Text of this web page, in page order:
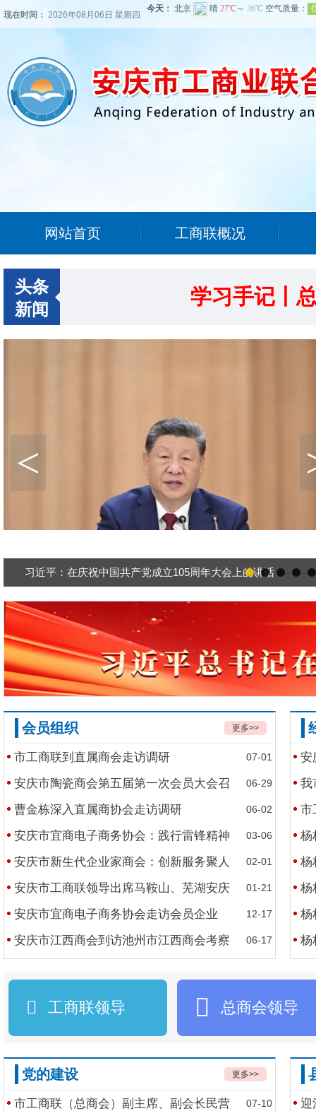
现在时间： 2026年08月06日 星期四
网站首页 工商联概况
头条
新闻
学习手记丨
习近平：在庆祝中国共产党成立105周年大会上的讲话
国家主席习近平发表二〇二六年新年贺词
中共二十届四中全会在京举行
<
更多>>
会员组织
07-01
市工商联到直属商会走访调研
06-29
安庆市陶瓷商会第五届第一次会员大会召
06-02
曹金栋深入直属商协会走访调研
03-06
安庆市宜商电子商务协会：践行雷锋精神
02-01
安庆市新生代企业家商会：创新服务聚人
01-21
安庆市工商联领导出席马鞍山、芜湖安庆
12-17
安庆市宜商电子商务协会走访会员企业
06-17
安庆市江西商会到访池州市江西商会考察
安
我
市
杨
杨
杨
杨
杨
工商联领导 总商会领导
更多>>
党的建设
07-10
市工商联（总商会）副主席、副会长民营
迎